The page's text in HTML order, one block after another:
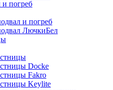
погреб
и погреб
ЛючкиБел
Docke
Fakro
Keylite